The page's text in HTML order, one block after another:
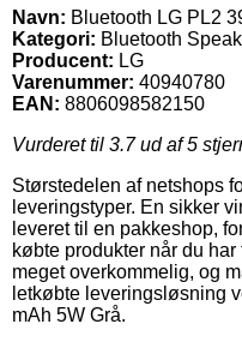
Navn: Bluetooth LG PL2
Kategori: Bluetooth
Producent: LG
Varenummer: 40940780
EAN: 8806098582150
Vurderet til 3.7ud af 5
Størstedelen af netshops
leveringstyper. En sikker
leveret til en pakkeshop,
købte produkter når du
meget overkommelig, og
letkøbte leveringsløsning
mAh 5W Grå.